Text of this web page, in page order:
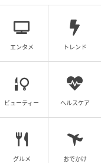
エンタメ トレンド
ビューティー ヘルスケア
グルメ おでかけ